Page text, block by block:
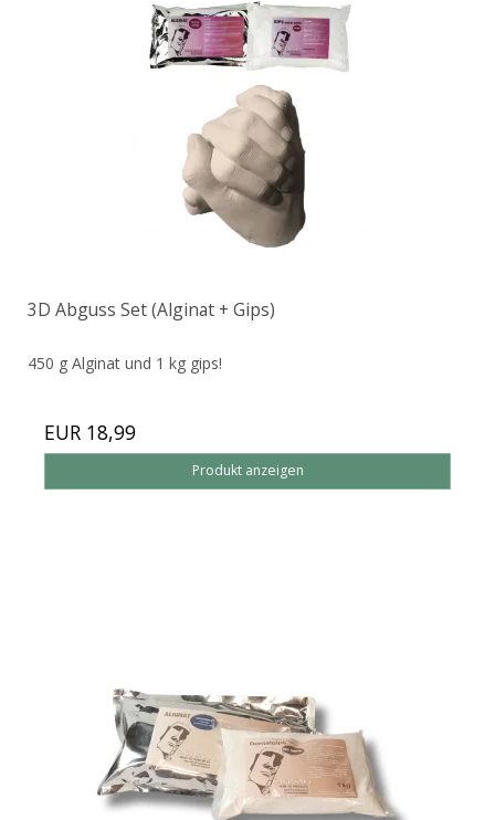
3D Abguss Set (Alginat + Gips)
450 g Alginat und 1 kg gips!
EUR 18,99
Produkt anzeigen